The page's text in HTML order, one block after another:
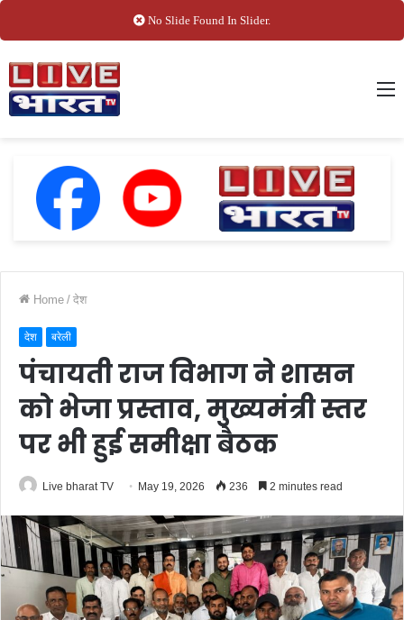
No Slide Found In Slider.
Home / देश
देश बरेली
पंचायती राज विभाग ने शासन
को भेजा प्रस्ताव, मुख्यमंत्री स्तर
पर भी हुई समीक्षा बैठक
Live bharat TV May 19, 2026 236 2 minutes read